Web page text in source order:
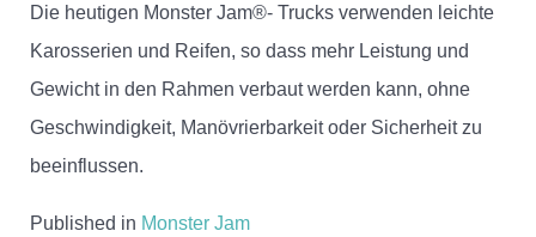
Die heutigen Monster Jam®- Trucks verwenden leichte
Karosserien und Reifen, so dass mehr Leistung und
Gewicht in den Rahmen verbaut werden kann, ohne
Geschwindigkeit, Manövrierbarkeit oder Sicherheit zu
beeinflussen.
Published in Monster Jam